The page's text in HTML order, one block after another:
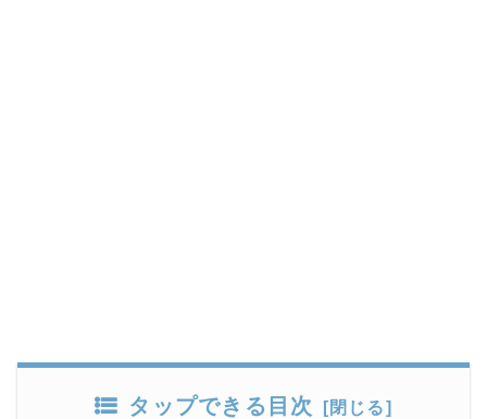
タップできる目次